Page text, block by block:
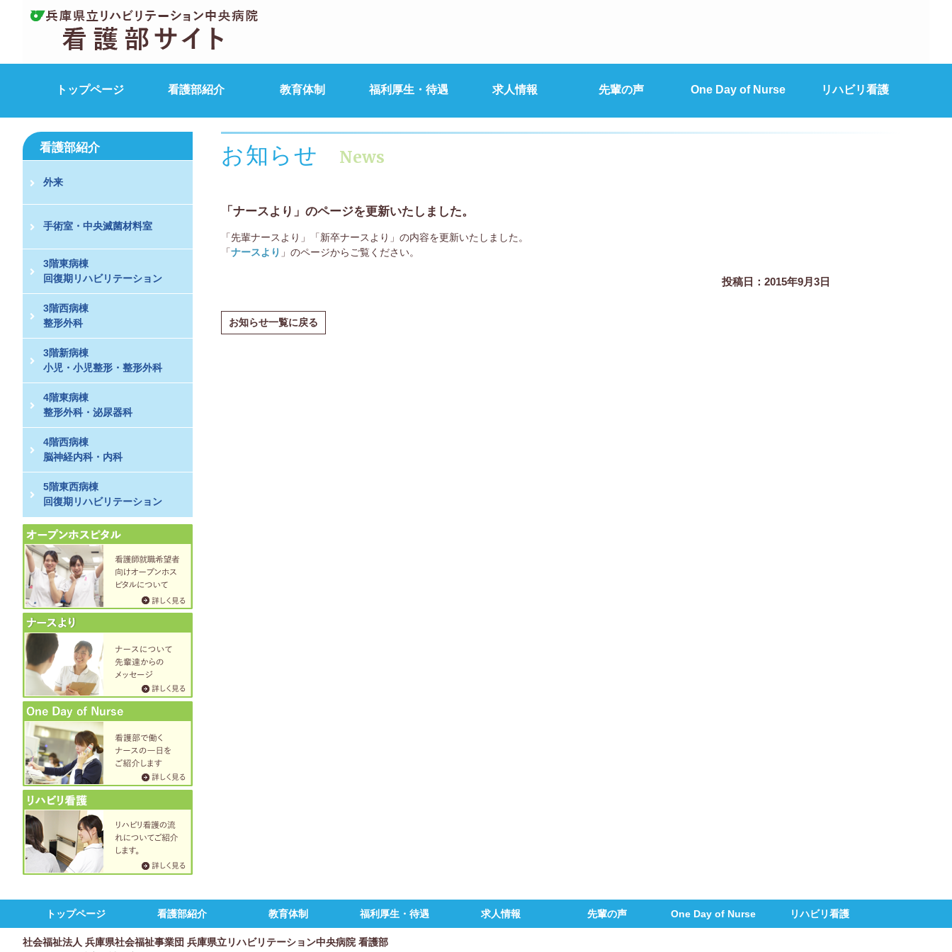
トップページ 看護部紹介 教育体制 福利厚生・待遇 求人情報 先輩の声 One Day of Nurse リハビリ看護
看護部紹介
外来
手術室・中央滅菌材料室
3階東病棟
回復期リハビリテーション
3階西病棟
整形外科
3階新病棟
小児・小児整形・整形外科
4階東病棟
整形外科・泌尿器科
4階西病棟
脳神経内科・内科
5階東西病棟
回復期リハビリテーション
お知らせ News
「ナースより」のページを更新いたしました。
「先輩ナースより」「新卒ナースより」の内容を更新いたしました。
「ナースより 」のページからご覧ください。
投稿日：2015年9月3日
お知らせ一覧に戻る
トップページ 看護部紹介 教育体制 福利厚生・待遇 求人情報 先輩の声 One Day of Nurse リハビリ看護
社会福祉法人 兵庫県社会福祉事業団 兵庫県立リハビリテーション中央病院 看護部